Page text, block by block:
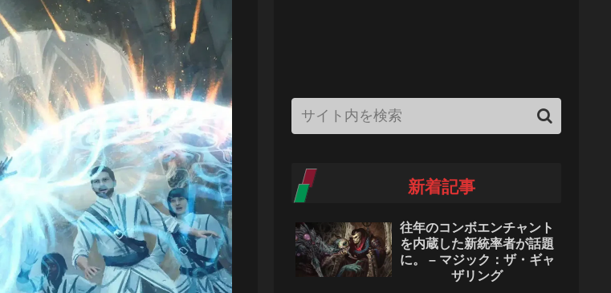
新着記事
往年のコンボエンチャント
を内蔵した新統率者が話題
に。 – マジック：ザ・ギャ
ザリング